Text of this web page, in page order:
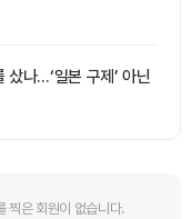
샀나…‘일본 구제’ 아닌
찍은 회원이 없습니다.